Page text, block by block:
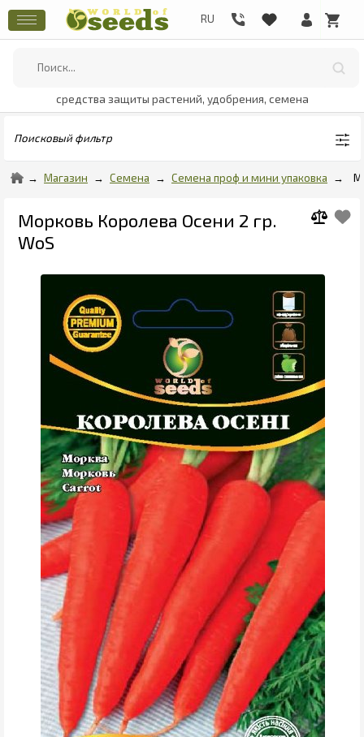
средства защиты растений, удобрения, семена
Поисковый фильтр
Магазин Семена Семена проф и мини упаковка
Морковь Королева Осени 2 гр.
WoS